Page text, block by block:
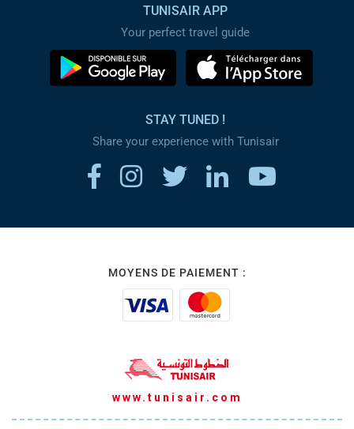
TUNISAIR APP
Your perfect travel guide
STAY TUNED !
Share your experience with Tunisair
MOYENS DE PAIEMENT :
www.tunisair.com